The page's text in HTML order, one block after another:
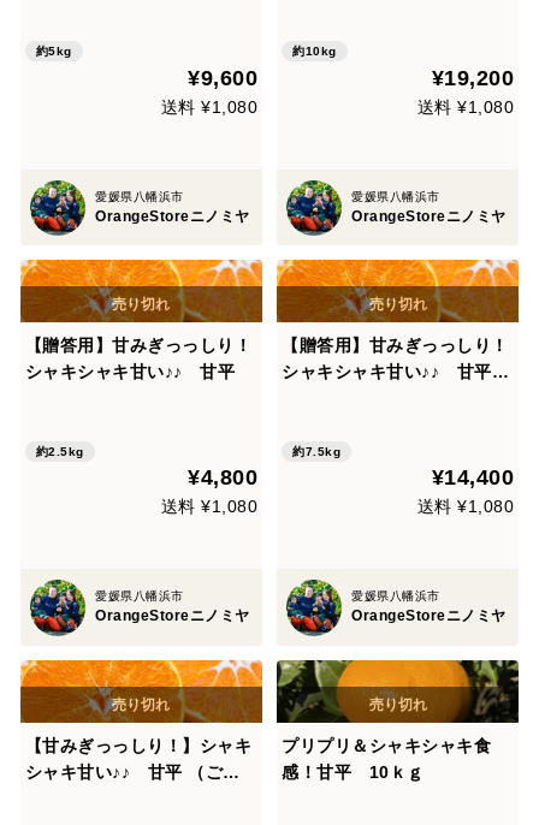
約5kg
¥9,600
送料 ¥1,080
愛媛県八幡浜市
OrangeStoreニノミヤ
約10kg
¥19,200
送料 ¥1,080
愛媛県八幡浜市
OrangeStoreニノミヤ
【贈答用】甘みぎっっしり！
シャキシャキ甘い♪♪ 甘平
約2.5kg
¥4,800
送料 ¥1,080
愛媛県八幡浜市
OrangeStoreニノミヤ
【贈答用】甘みぎっっしり！
シャキシャキ甘い♪♪ 甘平×
約7.5kg
¥14,400
送料 ¥1,080
愛媛県八幡浜市
OrangeStoreニノミヤ
【甘みぎっっしり！】シャキ
シャキ甘い♪♪ 甘平 （ご家
プリプリ＆シャキシャキ食
感！甘平 10ｋｇ